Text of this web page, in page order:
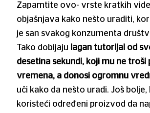
Zapamtite ovo- vrste kratkih
objašnjava kako nešto uraditi,
je san svakog konzumenta
Tako dobijaju lagan tutorijal od
desetina sekundi, koji mu ne troši
vremena, a donosi ogromnu
uči kako da nešto uradi. Još bolje,
koristeći određeni proizvod da